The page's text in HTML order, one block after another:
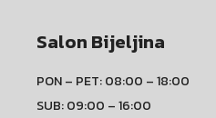
Salon Bijeljina
PON – PET: 08:00 – 18:00
SUB: 09:00 – 16:00